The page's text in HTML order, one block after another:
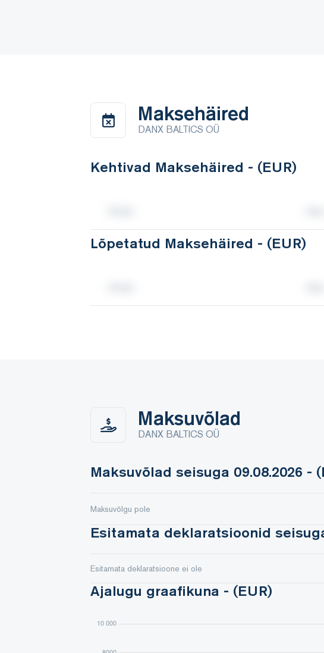
Maksehäired
DANX BALTICS OÜ
Kehtivad Maksehäired - (EUR)
Lõpetatud Maksehäired - (EUR)
Maksuvõlad
DANX BALTICS OÜ
Maksuvõlad seisuga 09.08.2026 -
Maksuvõlgu pole
Esitamata deklaratsioonid
Esitamata deklaratsioone ei ole
Ajalugu graafikuna - (EUR)